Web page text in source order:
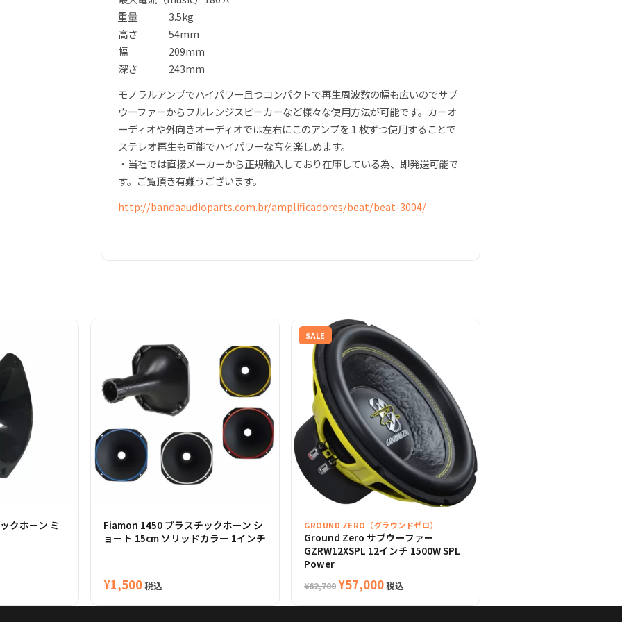
重量 3.5kg
高さ 54mm
幅 209mm
深さ 243mm
モノラルアンプでハイパワー且つコンパクトで再生周波数の幅も広いのでサブ
ウーファーからフルレンジスピーカーなど様々な使用方法が可能です。カーオ
ーディオや外向きオーディオでは左右にこのアンプを１枚ずつ使用することで
ステレオ再生も可能でハイパワーな音を楽しめます。
・当社では直接メーカーから正規輸入しており在庫している為、即発送可能で
す。ご覧頂き有難うございます。
http://bandaaudioparts.com.br/amplificadores/beat/beat-3004/
クホーン ミ
Fiamon 1450 プラスチックホーン シ
ョート 15cm ソリッドカラー 1インチ
¥1,500税込
SALE
GROUND ZERO（グラウンドゼロ）
Ground Zero サブウーファー
GZRW12XSPL 12インチ 1500W SPL
Power
¥62,700元
¥57,000現
税込